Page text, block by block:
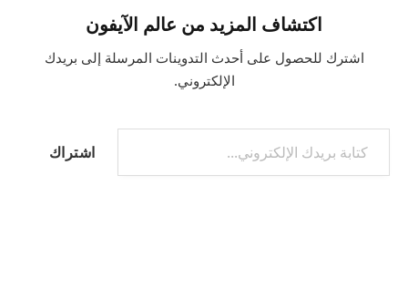
اكتشاف المزيد من عالم الآيفون
اشترك للحصول على أحدث التدوينات المرسلة إلى بريدك
الإلكتروني.
كتابة بريدك الإلكتروني...
اشتراك